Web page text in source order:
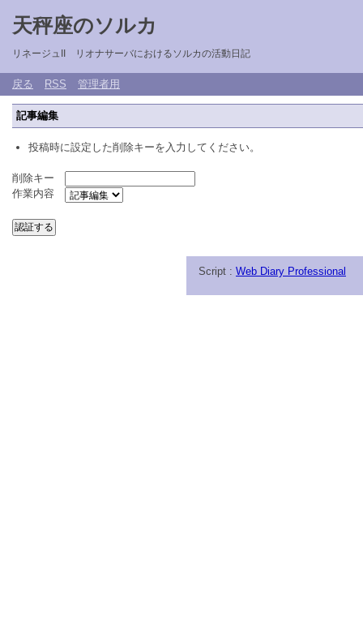
天秤座のソルカ
リネージュII リオナサーバにおけるソルカの活動日記
戻る RSS 管理者用
記事編集
投稿時に設定した削除キーを入力してください。
削除キー
作業内容
Script : Web Diary Professional